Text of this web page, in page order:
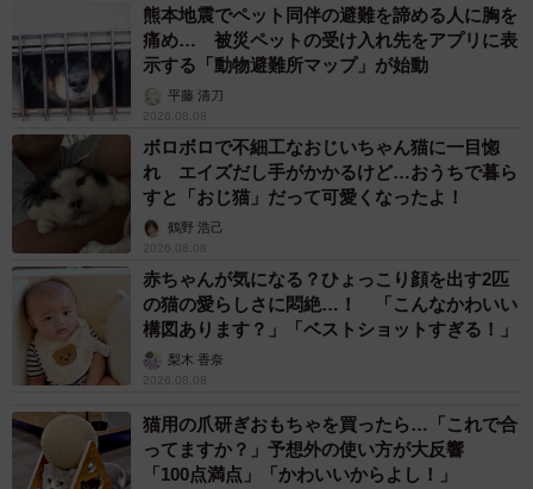
よると、このカーテンはすでに一緒に暮らす猫さんたちに
引っかかれ、ボロボロの状態になっているものなのだそ
う。
「お出迎えは、毎回こうしてしてくれるのですが、ここま
で大きな穴が開いたのは今回が初めてです」
見慣れた光景とはいえ、「三度見しました」と、呆然とし
た様子で当時を振り返る飼い主さん。「意味がわからな
い…」と困惑しつつ、家に入ったといいます。
「玄関を入ると、走ってきてすりすりしてくれました」
熊本地震でペット同伴の避難を諦める人に胸を
痛め… 被災ペットの受け入れ先をアプリに表
示する「動物避難所マップ」が始動
平藤 清刀
2026.08.08
ボロボロで不細工なおじいちゃん猫に一目惚
れ エイズだし手がかかるけど…おうちで暮ら
すと「おじ猫」だって可愛くなったよ！
鶴野 浩己
2026.08.08
赤ちゃんが気になる？ひょっこり顔を出す2匹
の猫の愛らしさに悶絶…！ 「こんなかわいい
構図あります？」「ベストショットすぎる！」
梨木 香奈
2026.08.08
猫用の爪研ぎおもちゃを買ったら…「これで合
ってますか？」予想外の使い方が大反響
「100点満点」「かわいいからよし！」